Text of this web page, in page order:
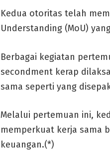
Kedua otoritas telah
Understanding (MoU)
Berbagai kegiatan
secondment kerap
sama seperti yang
Melalui pertemuan ini,
memperkuat kerja sama
keuangan.(*)